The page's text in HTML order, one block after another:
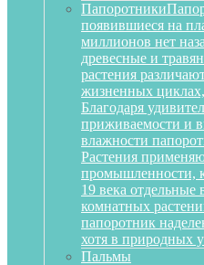
Папоротники
появившиеся на
миллионов нет
древесные и
растения
жизненных
Благодаря
приживаемости и
влажности
Растения
промышленности,
19 века
комнатных
папоротник
хотя в природных
Пальмы